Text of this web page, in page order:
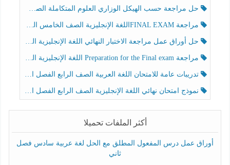
حل مراجعة حسب الهيكل الوزاري العلوم المتكاملة الصف الخامس عام الفصل الثالث
مراجعة FINAL EXAMاللغة الإنجليزية الصف الخامس الفصل الثالث
حل أوراق عمل مراجعة الاختبار النهائي اللغة الإنجليزية الصف الرابع الفصل الثالث
مراجعة Preparation for the Final exam اللغة الإنجليزية الصف الرابع الفصل الثالث
تدريبات عامة للامتحان اللغة العربية الصف الرابع الفصل الثالث
نموذج امتحان نهائي اللغة الإنجليزية الصف الرابع الفصل الثالث
أكثر الملفات تحميلا
أوراق عمل درس المفعول المطلق مع الحل لغة عربية سادس فصل
ثاني